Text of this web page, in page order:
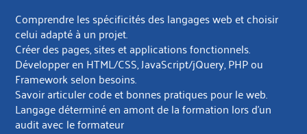
Comprendre les spécificités des langages web et choisir
celui adapté à un projet.
Créer des pages, sites et applications fonctionnels.
Développer en HTML/CSS, JavaScript/jQuery, PHP ou
Framework selon besoins.
Savoir articuler code et bonnes pratiques pour le web.
Langage déterminé en amont de la formation lors d’un
audit avec le formateur